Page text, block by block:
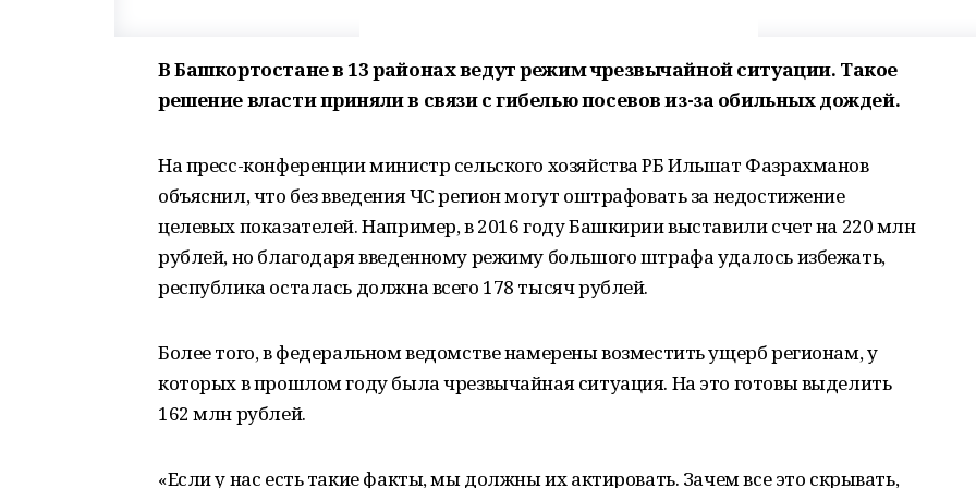
В Башкортостане в 13 районах ведут режим чрезвычайной ситуации. Такое
решение власти приняли в связи с гибелью посевов из-за обильных дождей.
На пресс-конференции министр сельского хозяйства РБ Ильшат Фазрахманов
объяснил, что без введения ЧС регион могут оштрафовать за недостижение
целевых показателей. Например, в 2016 году Башкирии выставили счет на 220 млн
рублей, но благодаря введенному режиму большого штрафа удалось избежать,
республика осталась должна всего 178 тысяч рублей.
Более того, в федеральном ведомстве намерены возместить ущерб регионам, у
которых в прошлом году была чрезвычайная ситуация. На это готовы выделить
162 млн рублей.
«Если у нас есть такие факты, мы должны их актировать. Зачем все это скрывать,